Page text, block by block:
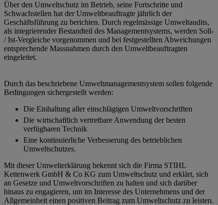
Über den Umweltschutz im Betrieb, seine Fortschritte und
Schwachstellen hat der Umweltbeauftragte jährlich der
Geschäftsführung zu berichten. Durch regelmässige Umweltaudits,
als integrierender Bestandteil des Managementsystems, werden Soll-
/ Ist-Vergleiche vorgenommen und bei festgestellten Abweichungen
entsprechende Massnahmen durch den Umweltbeauftragten
eingeleitet.
Durch das beschriebene Umweltmanagementsystem sollen folgende
Bedingungen sichergestellt werden:
Die Einhaltung aller einschlägigen Umweltvorschriften
Die wirtschaftlich vertretbare Anwendung der besten
verfügbaren Technik
Eine kontinuierliche Verbesserung des betrieblichen
Umweltschutzes.
Mit dieser Umwelterklärung bekennt sich die Firma STIHL
Kettenwerk GmbH & Co KG zum Umweltschutz und erklärt, sich
an Gesetze und Umweltvorschriften zu halten und sich darüber
hinaus zu engagieren, um im Interesse des Unternehmens und der
Allgemeinheit einen positiven Beitrag zum Umweltschutz zu leisten.